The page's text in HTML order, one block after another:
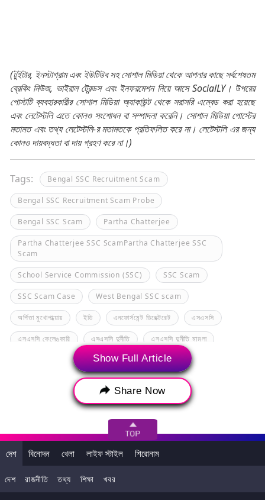
(টুইটার, ইনস্টাগ্রাম এবং ইউটিউব সহ সোশাল মিডিয়া থেকে আপনার কাছে সর্বশেষতম
ব্রেকিং নিউজ, ভাইরাল ট্রেন্ডস এবং ইনফরমেশন নিয়ে আসে SocialLY। উপরের
পোস্টটি ব্যবহারকারীর সোশাল মিডিয়া অ্যাকাউন্ট থেকে সরাসরি এম্বেড করা হয়েছে
এবং লেটেস্টলি এতে কোনও সংশোধন বা সম্পাদনা করেনি। সোশাল মিডিয়া পোস্টের
মতামত এবং তথ্য লেটেস্টলি-র মতামতকে প্রতিফলিত করে না। লেটেস্টলি এর জন্য
কোনও দায়বদ্ধতা বা দায় গ্রহণ করে না।)
Tags: Bengal SSC Recruitment Scam
Bengal SSC Recruitment Scam Probe
Bengal SSC Scam Partha Chatterjee
Partha Chatterjee SSC ScamPartha Chatterjee SSC
Scam
School Service Commission (SSC) SSC Scam
SSC Scam Case West Bengal SSC scam
অর্পিতা মুখোপাধ্য়ায় ইডি এনফোর্সমেন্ট ডিরেক্টরেট এসএসসি
এসএসসি কেলেঙ্কারি এসএসসি দুর্নীতি এসএসসি দুর্নীতি মামলা
এসএসসি নিয়োগ কেলেঙ্কারি এসএসসি নিয়োগ দুর্নীতি
এসএসসি শিক্ষক নিয়োগ দুর্নীতি মামলা টাকা উদ্ধার
Show Full Article
Share Now
দেশ বিনোদন খেলা লাইফ স্টাইল শিরোনাম
দেশ রাজনীতি তথ্য শিক্ষা খবর